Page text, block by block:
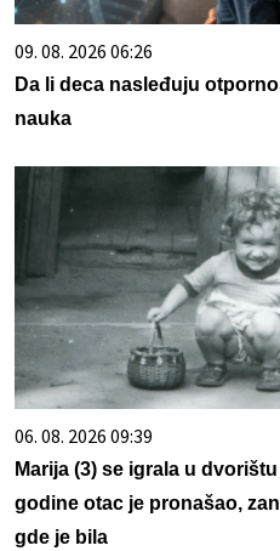
09. 08. 2026 06:26
Da li deca nasleđuju
nauka
06. 08. 2026 09:39
Marija (3) se igrala u
godine otac je pronašao,
gde je bila